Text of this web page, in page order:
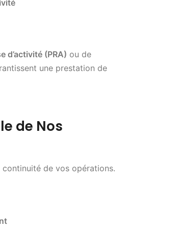
d’activité (PRA) ou de
une prestation de
de Nos
de vos opérations.